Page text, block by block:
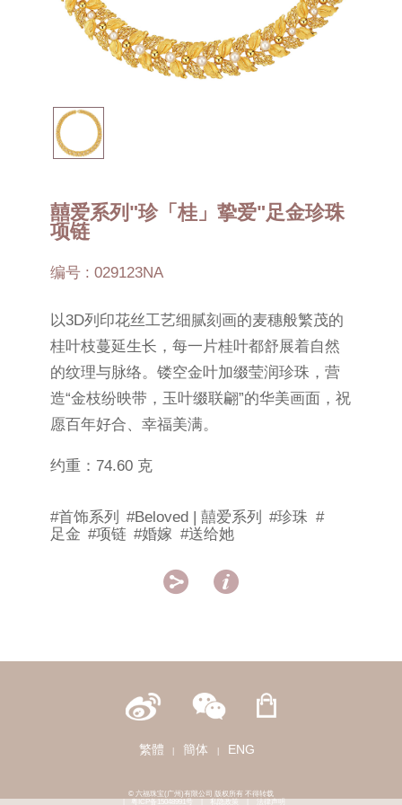
囍爱系列"珍「桂」挚爱"足金珍珠
项链
编号 : 029123NA
以3D列印花丝工艺细腻刻画的麦穗般繁茂的
桂叶枝蔓延生长，每一片桂叶都舒展着自然
的纹理与脉络。镂空金叶加缀莹润珍珠，营
造“金枝纷映带，玉叶缀联翩”的华美画面，祝
愿百年好合、幸福美满。
约重：74.60 克
#首饰系列 #Beloved | 囍爱系列 #珍珠 #
足金 #项链 #婚嫁 #送给她
 
繁體 簡体 ENG
© 六福珠宝(广州)有限公司 版权所有 不得转载
|
粤ICP备15048991号 | 私隐政策 | 法律声明